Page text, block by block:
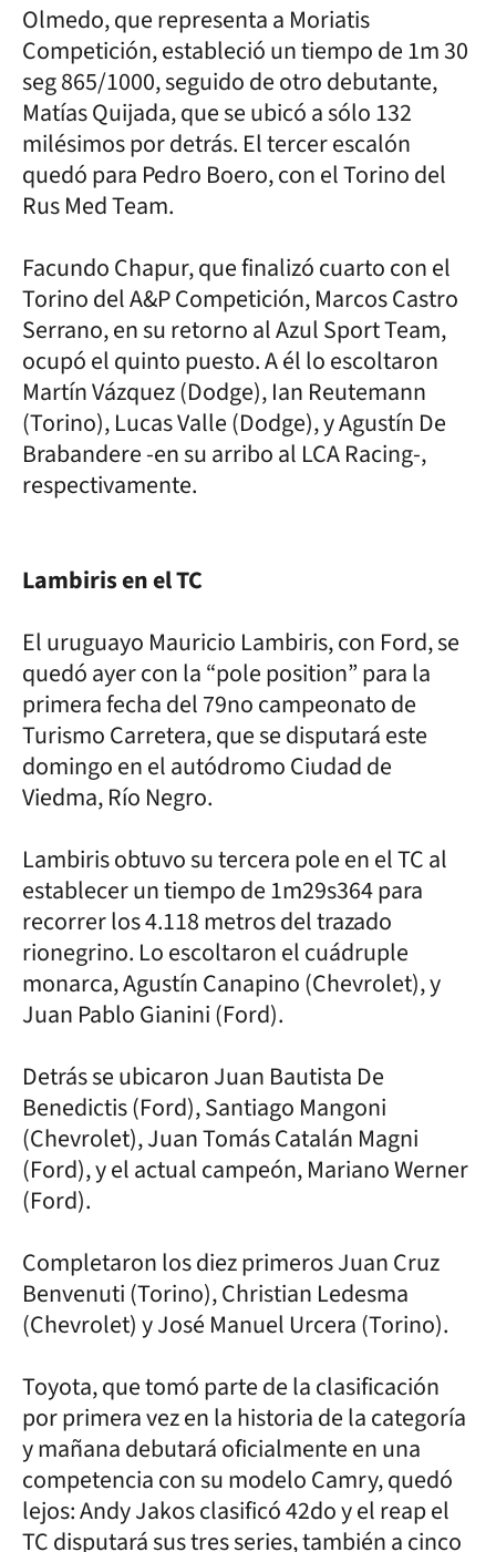
Olmedo, que representa a Moriatis
Competición, estableció un tiempo de 1m 30
seg 865/1000, seguido de otro debutante,
Matías Quijada, que se ubicó a sólo 132
milésimos por detrás. El tercer escalón
quedó para Pedro Boero, con el Torino del
Rus Med Team.
Facundo Chapur, que finalizó cuarto con el
Torino del A&P Competición, Marcos Castro
Serrano, en su retorno al Azul Sport Team,
ocupó el quinto puesto. A él lo escoltaron
Martín Vázquez (Dodge), Ian Reutemann
(Torino), Lucas Valle (Dodge), y Agustín De
Brabandere -en su arribo al LCA Racing-,
respectivamente.
Lambiris en el TC
El uruguayo Mauricio Lambiris, con Ford, se
quedó ayer con la “pole position” para la
primera fecha del 79no campeonato de
Turismo Carretera, que se disputará este
domingo en el autódromo Ciudad de
Viedma, Río Negro.
Lambiris obtuvo su tercera pole en el TC al
establecer un tiempo de 1m29s364 para
recorrer los 4.118 metros del trazado
rionegrino. Lo escoltaron el cuádruple
monarca, Agustín Canapino (Chevrolet), y
Juan Pablo Gianini (Ford).
Detrás se ubicaron Juan Bautista De
Benedictis (Ford), Santiago Mangoni
(Chevrolet), Juan Tomás Catalán Magni
(Ford), y el actual campeón, Mariano Werner
(Ford).
Completaron los diez primeros Juan Cruz
Benvenuti (Torino), Christian Ledesma
(Chevrolet) y José Manuel Urcera (Torino).
Toyota, que tomó parte de la clasificación
por primera vez en la historia de la categoría
y mañana debutará oficialmente en una
competencia con su modelo Camry, quedó
lejos: Andy Jakos clasificó 42do y el reap el
TC disputará sus tres series, también a cinco